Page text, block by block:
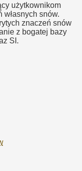
użytkownikom
snów.
znaczeń snów
z bogatej bazy
SI.